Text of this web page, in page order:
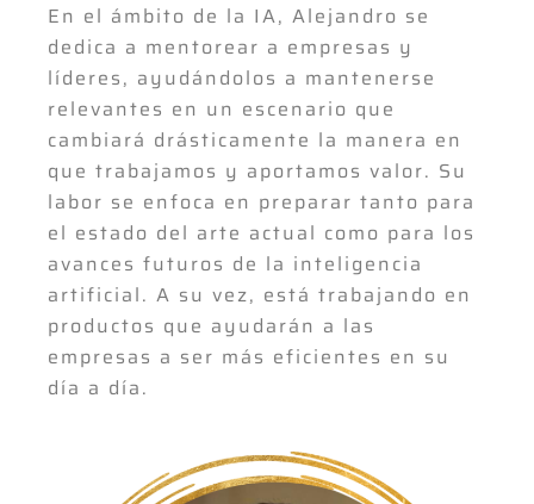
En el ámbito de la IA, Alejandro se
dedica a mentorear a empresas y
líderes, ayudándolos a mantenerse
relevantes en un escenario que
cambiará drásticamente la manera en
que trabajamos y aportamos valor. Su
labor se enfoca en preparar tanto para
el estado del arte actual como para los
avances futuros de la inteligencia
artificial. A su vez, está trabajando en
productos que ayudarán a las
empresas a ser más eficientes en su
día a día.